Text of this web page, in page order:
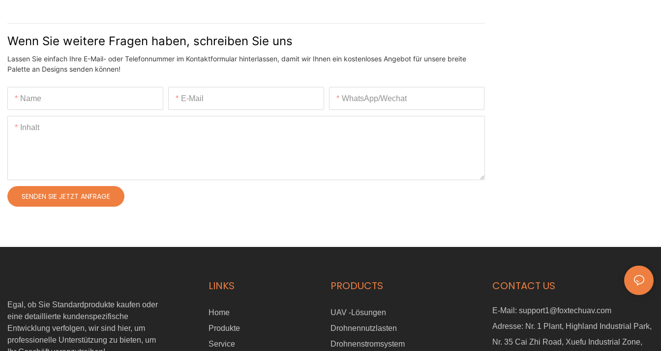
Wenn Sie weitere Fragen haben, schreiben Sie uns
Lassen Sie einfach Ihre E-Mail- oder Telefonnummer im Kontaktformular hinterlassen, damit wir Ihnen ein kostenloses Angebot für unsere breite
Palette an Designs senden können!
Name E-Mail WhatsApp/Wechat
Inhalt
SENDEN SIE JETZT ANFRAGE
Egal, ob Sie Standardprodukte kaufen oder
eine detaillierte kundenspezifische
Entwicklung verfolgen, wir sind hier, um
professionelle Unterstützung zu bieten, um
LINKS
Home
Produkte
Service
PRODUCTS
UAV -Lösungen
Drohnennutzlasten
Drohnenstromsystem
CONTACT US
E-Mail: support1@foxtechuav.com
Adresse: Nr. 1 Plant, Highland Industrial Park,
Nr. 35 Cai Zhi Road, Xuefu Industrial Zone,